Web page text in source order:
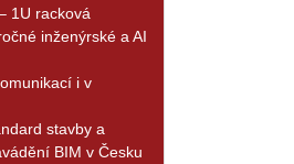
1U racková
inženýrské a AI
i v
stavby a
BIM v Česku